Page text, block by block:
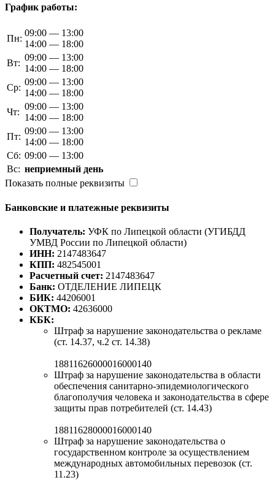
График работы:
Пн:
09:00 — 13:00
14:00 — 18:00
Вт:
09:00 — 13:00
14:00 — 18:00
Ср:
09:00 — 13:00
14:00 — 18:00
Чт:
09:00 — 13:00
14:00 — 18:00
Пт:
09:00 — 13:00
14:00 — 18:00
Сб: 09:00 — 13:00
Вс: неприемный день
Показать полные реквизиты
Банковские и платежные реквизиты
Получатель: УФК по Липецкой области (УГИБДД
УМВД России по Липецкой области)
ИНН: 2147483647
КПП: 482545001
Расчетный счет: 2147483647
Банк: ОТДЕЛЕНИЕ ЛИПЕЦК
БИК: 44206001
ОКТМО: 42636000
КБК:
Штраф за нарушение законодательства о рекламе
(ст. 14.37, ч.2 ст. 14.38)
18811626000016000140
Штраф за нарушение законодательства в области
обеспечения санитарно-эпидемиологического
благополучия человека и законодательства в сфере
защиты прав потребителей (ст. 14.43)
18811628000016000140
Штраф за нарушение законодательства о
государственном контроле за осуществлением
международных автомобильных перевозок (ст.
11.23)